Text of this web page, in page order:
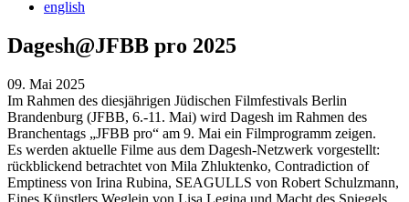
english
Dagesh@JFBB pro 2025
09. Mai 2025
Im Rahmen des diesjährigen Jüdischen Filmfestivals Berlin
Brandenburg (JFBB, 6.-11. Mai) wird Dagesh im Rahmen des
Branchentags „JFBB pro“ am 9. Mai ein Filmprogramm zeigen.
Es werden aktuelle Filme aus dem Dagesh-Netzwerk vorgestellt:
rückblickend betrachtet von Mila Zhluktenko, Contradiction of
Emptiness von Irina Rubina, SEAGULLS von Robert Schulzmann,
Eines Künstlers Weglein von Lisa Legina und Macht des Spiegels